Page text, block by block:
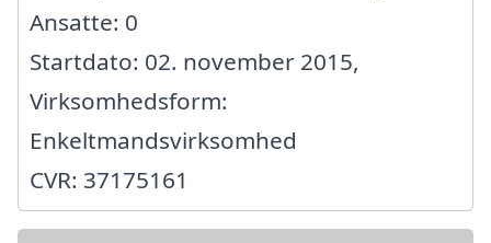
Ansatte: 0
Startdato: 02. november 2015,
Virksomhedsform:
Enkeltmandsvirksomhed
CVR: 37175161